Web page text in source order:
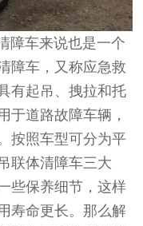
车来说也是一个
障车，又称应急救
有起吊、拽拉和托
于道路故障车辆，
按照车型可分为平
联体清障车三大
些保养细节，这样
寿命更长。那么解